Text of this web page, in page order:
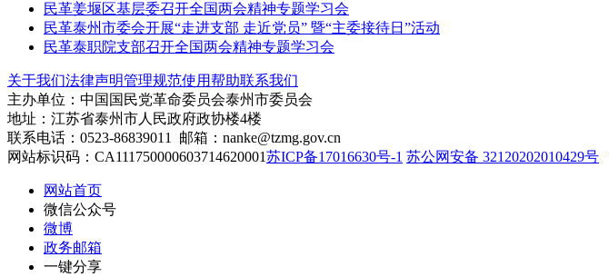
民革姜堰区基层委召开全国两会精神专题学习会
民革泰州市委会开展“走进支部 走近党员” 暨“主委接待日”活动
民革泰职院支部召开全国两会精神专题学习会
关于我们法律声明管理规范使用帮助联系我们
主办单位：中国国民党革命委员会泰州市委员会
地址：江苏省泰州市人民政府政协楼4楼
联系电话：0523-86839011 邮箱：nanke@tzmg.gov.cn
网站标识码：CA111750000603714620001苏ICP备17016630号-1 苏公网安备 32120202010429号
网站首页
微信公众号
微博
政务邮箱
一键分享